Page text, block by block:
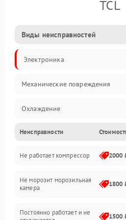
TCL
Виды неисправностей
Электроника
Механические повреждения
Охлаждение
Механика
Электропитание
Дренаж
Неисправности
Не работает компрессор 2000
Не морозит морозильная
камера
1800
Постоянно работает и не
1500